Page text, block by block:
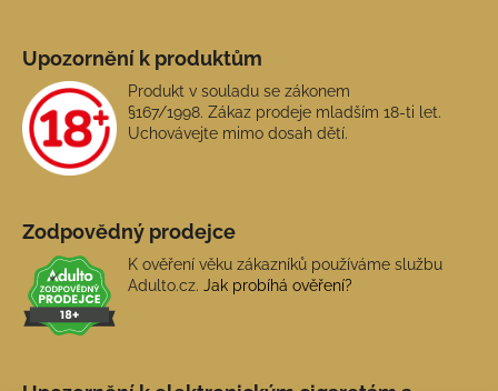
Upozornění k produktům
Produkt v souladu se zákonem
§167/1998. Zákaz prodeje mladším 18-ti let.
Uchovávejte mimo dosah dětí.
Zodpovědný prodejce
K ověření věku zákazníků používáme službu
Adulto.cz. Jak probíhá ověření?